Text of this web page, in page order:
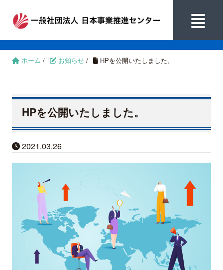
ホーム / お知らせ / HPを公開いたしました。
HPを公開いたしました。
2021.03.26